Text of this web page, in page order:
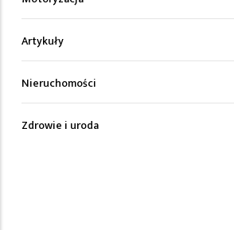
Artykuły
Nieruchomości
Zdrowie i uroda